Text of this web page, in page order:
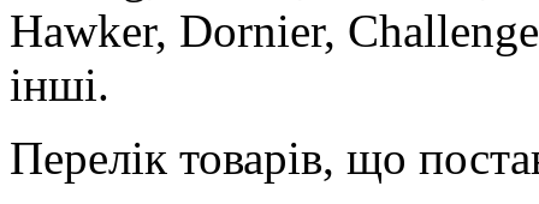
Hawker, Dornier,
інші.
Перелік товарів, що